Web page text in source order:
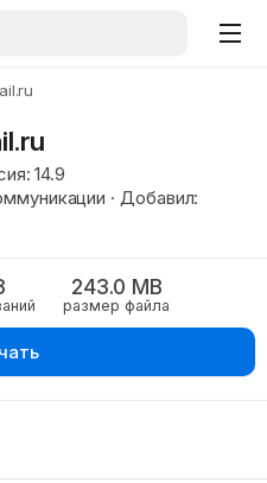
14.9
· Добавил:
243.0 MB
размер файла